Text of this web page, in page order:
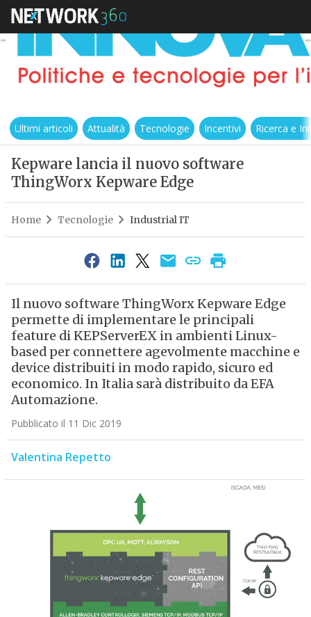
Ultimi articoli Attualità Tecnologie Incentivi Ricerca e
Kepware lancia il nuovo software
ThingWorx Kepware Edge
Home Tecnologie Industrial IT
Il nuovo software ThingWorx Kepware Edge
permette di implementare le principali
feature di KEPServerEX in ambienti Linux-
based per connettere agevolmente macchine e
device distribuiti in modo rapido, sicuro ed
economico. In Italia sarà distribuito da EFA
Automazione.
Pubblicato il 11 Dic 2019
Valentina Repetto